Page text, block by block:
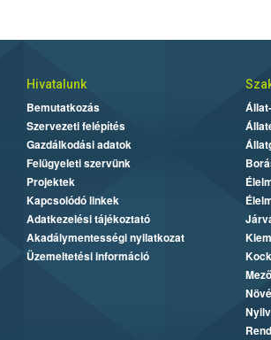
Hivatalunk
Bemutatkozás
Szervezeti felépítés
Gazdálkodási adatok
Felügyeleti szervünk
Projektek
Kapcsolódó linkek
Adatkezelési tájékoztató
Akadálymentességi nyilatkozat
Üzemeltetési információ